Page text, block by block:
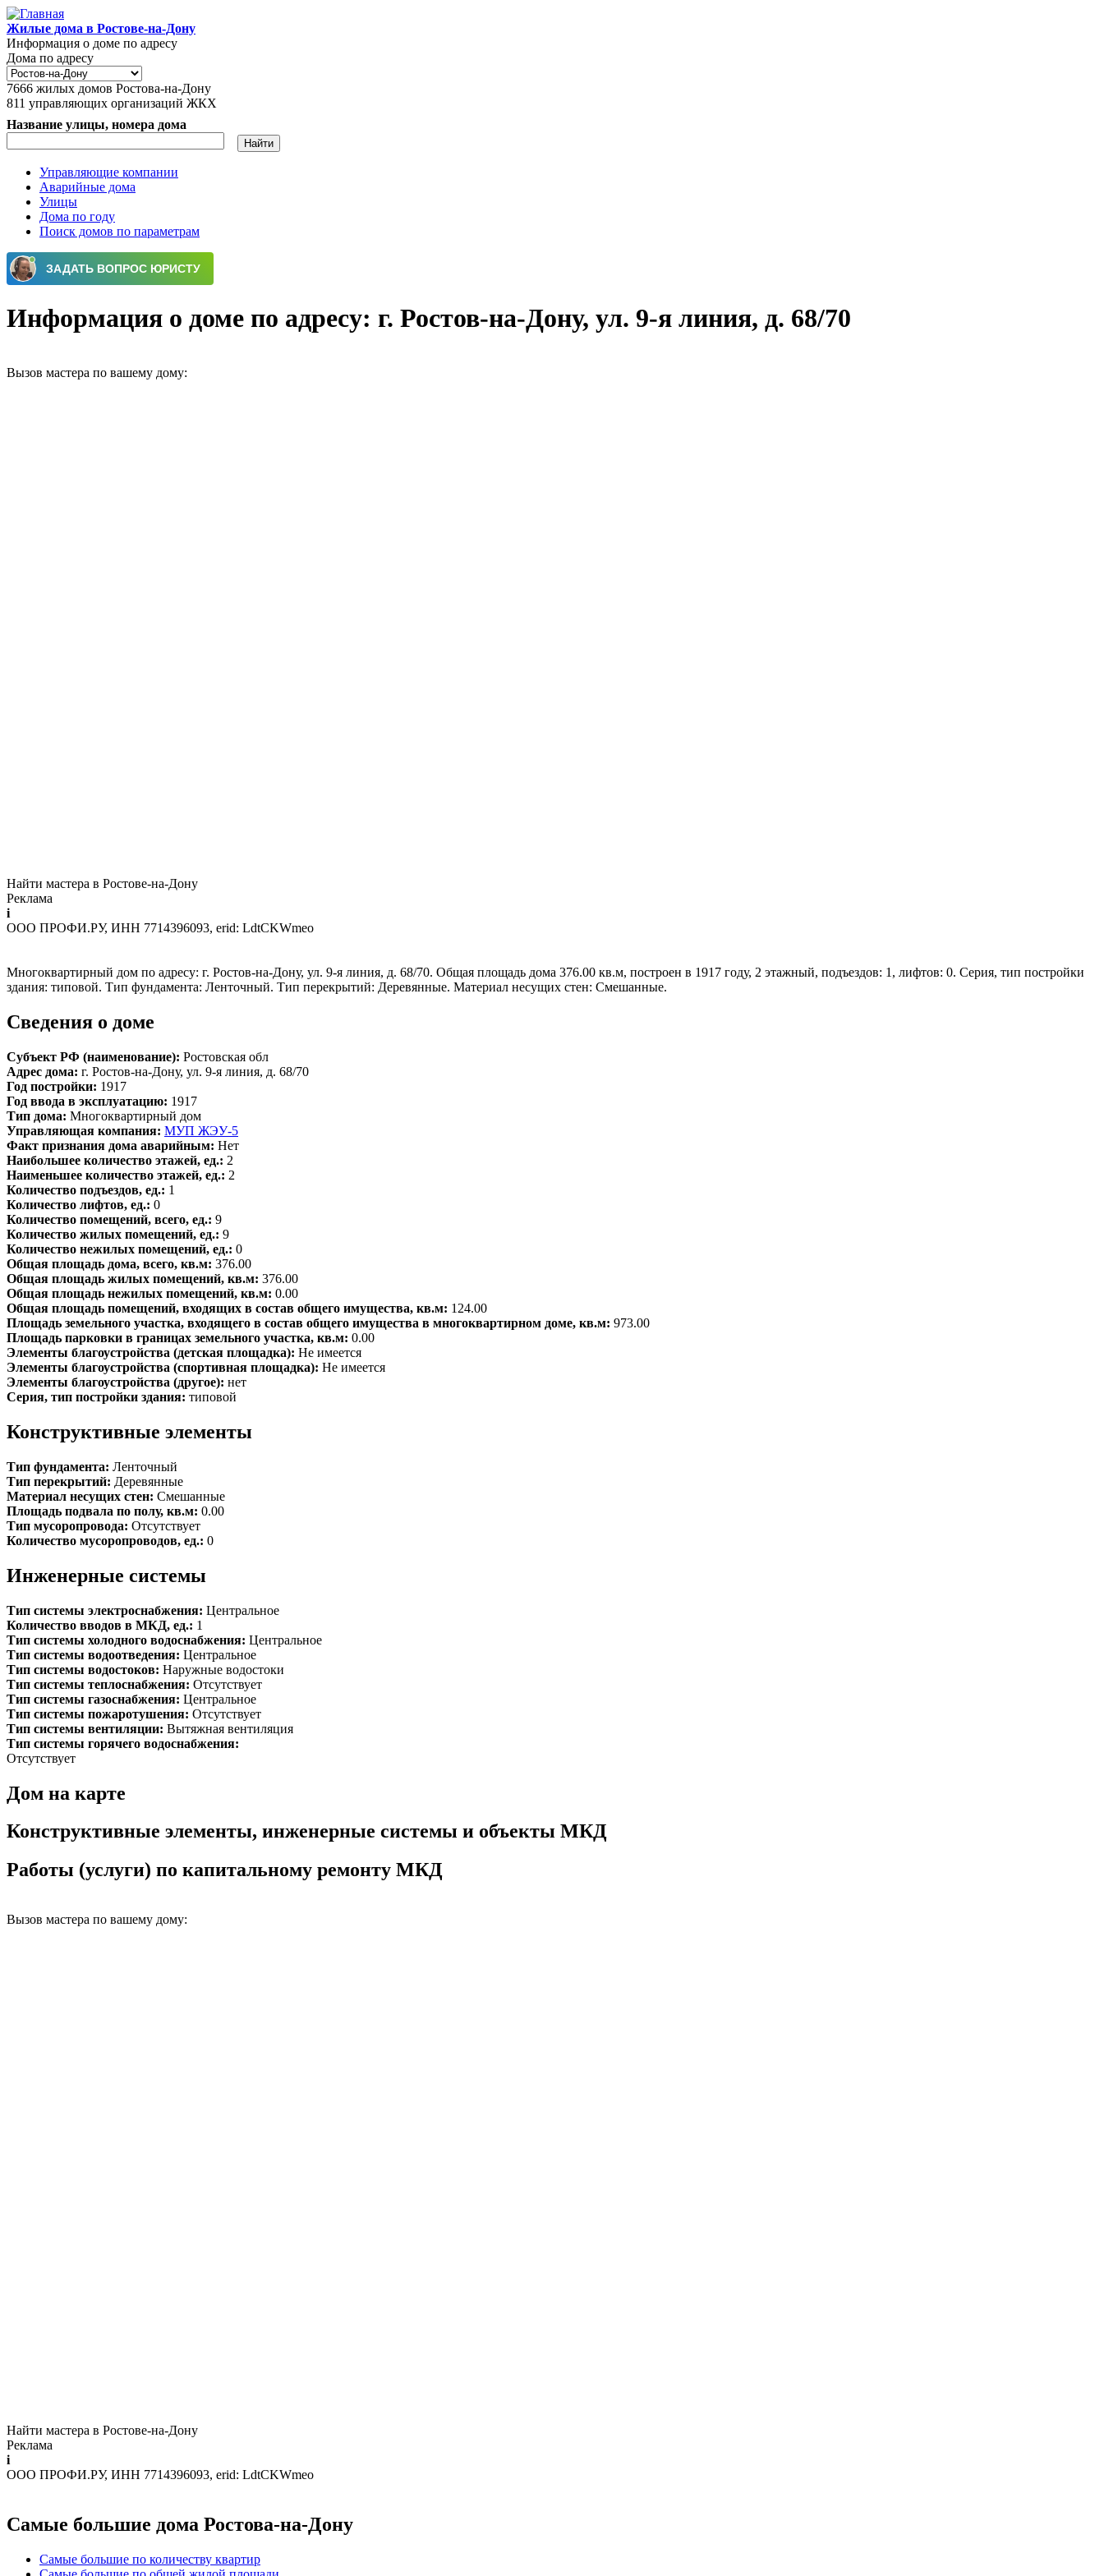
Перейти к основному содержанию
Жилые дома в Ростове-на-Дону
Информация о доме по адресу
Дома по адресу
7666 жилых домов Ростова-на-Дону
811 управляющих организаций ЖКХ
Название улицы, номера дома
Главное меню
Управляющие компании
Аварийные дома
Улицы
Дома по году
Поиск домов по параметрам
Информация о доме по адресу: г. Ростов-на-Дону, ул. 9-я линия, д. 68/70
Вызов мастера по вашему дому:
Найти мастера в Ростове-на-Дону
Реклама
i
ООО ПРОФИ.РУ, ИНН 7714396093, erid: LdtCKWmeo
Многоквартирный дом по адресу: г. Ростов-на-Дону, ул. 9-я линия, д. 68/70. Общая площадь дома 376.00 кв.м, построен в 1917 году, 2 этажный, подъездов: 1, лифтов: 0. Серия, тип постройки
здания: типовой. Тип фундамента: Ленточный. Тип перекрытий: Деревянные. Материал несущих стен: Смешанные.
Сведения о доме
Субъект РФ (наименование): Ростовская обл
Адрес дома: г. Ростов-на-Дону, ул. 9-я линия, д. 68/70
Год постройки: 1917
Год ввода в эксплуатацию: 1917
Тип дома: Многоквартирный дом
Управляющая компания: МУП ЖЭУ-5
Факт признания дома аварийным: Нет
Наибольшее количество этажей, ед.: 2
Наименьшее количество этажей, ед.: 2
Количество подъездов, ед.: 1
Количество лифтов, ед.: 0
Количество помещений, всего, ед.: 9
Количество жилых помещений, ед.: 9
Количество нежилых помещений, ед.: 0
Общая площадь дома, всего, кв.м: 376.00
Общая площадь жилых помещений, кв.м: 376.00
Общая площадь нежилых помещений, кв.м: 0.00
Общая площадь помещений, входящих в состав общего имущества, кв.м: 124.00
Площадь земельного участка, входящего в состав общего имущества в многоквартирном доме, кв.м: 973.00
Площадь парковки в границах земельного участка, кв.м: 0.00
Элементы благоустройства (детская площадка): Не имеется
Элементы благоустройства (спортивная площадка): Не имеется
Элементы благоустройства (другое): нет
Серия, тип постройки здания: типовой
Конструктивные элементы
Тип фундамента: Ленточный
Тип перекрытий: Деревянные
Материал несущих стен: Смешанные
Площадь подвала по полу, кв.м: 0.00
Тип мусоропровода: Отсутствует
Количество мусоропроводов, ед.: 0
Инженерные системы
Тип системы электроснабжения: Центральное
Количество вводов в МКД, ед.: 1
Тип системы холодного водоснабжения: Центральное
Тип системы водоотведения: Центральное
Тип системы водостоков: Наружные водостоки
Тип системы теплоснабжения: Отсутствует
Тип системы газоснабжения: Центральное
Тип системы пожаротушения: Отсутствует
Тип системы вентиляции: Вытяжная вентиляция
Тип системы горячего водоснабжения:
Отсутствует
Дом на карте
Конструктивные элементы, инженерные системы и объекты МКД
Работы (услуги) по капитальному ремонту МКД
Вызов мастера по вашему дому:
Найти мастера в Ростове-на-Дону
Реклама
i
ООО ПРОФИ.РУ, ИНН 7714396093, erid: LdtCKWmeo
Самые большие дома Ростова-на-Дону
Самые большие по количеству квартир